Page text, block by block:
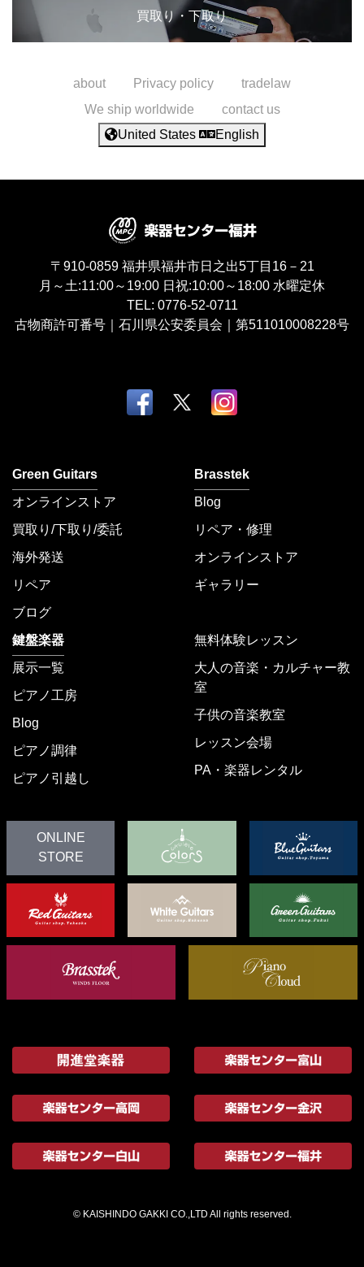
買取り・下取り
about Privacy policy
tradelaw
We ship worldwide
contact us
United States
English
〒910-0859 福井県福井市日之出5丁目16－21
月～土:11:00～19:00 日祝:10:00～18:00 水曜定休
TEL: 0776-52-0711
古物商許可番号｜石川県公安委員会｜第511010008228号
Green Guitars
オンラインストア
買取り/下取り/委託
海外発送
リペア
ブログ
Brasstek
Blog
リペア・修理
オンラインストア
ギャラリー
鍵盤楽器
展示一覧
ピアノ工房
Blog
ピアノ調律
ピアノ引越し
無料体験レッスン
大人の音楽・カルチャー教
室
子供の音楽教室
レッスン会場
PA・楽器レンタル
ONLINE
STORE
© KAISHINDO GAKKI CO.,LTD All rights reserved.